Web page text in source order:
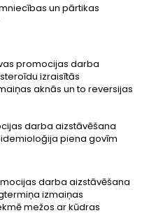
un pārtikas
promocijas darba
izraisītās
aknās un to reversijas
darba aizstāvēšana
piena govīm
darba aizstāvēšana
izmaiņas
mežos ar kūdras